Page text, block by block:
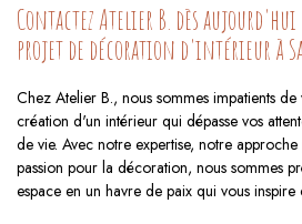
Contactez Atelier B. dès
projet de décoration d'intérieur à
Chez Atelier B., nous sommes impatients
création d'un intérieur qui dépasse vos
de vie. Avec notre expertise, notre
passion pour la décoration, nous sommes
espace en un havre de paix qui vous inspire